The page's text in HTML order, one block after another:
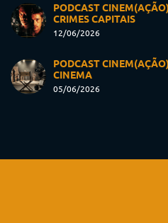
PODCAST
CRIMES CAPITAIS
12/06/2026
PODCAST
CINEMA
05/06/2026